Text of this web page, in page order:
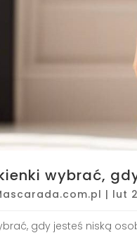
wybrać,
| lut
gdy jesteś niską